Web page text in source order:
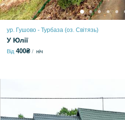
ур. Гушово - Турбаза (оз. Світязь)
У Юлії
Від 400₴ ніч